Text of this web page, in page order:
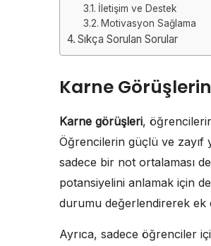
İletişim ve Destek
Motivasyon Sağlama
Sıkça Sorulan Sorular
Karne
Karne görüşleri,
Öğrencilerin güçlü ve
sadece bir not ortalaması
potansiyelini anlamak için
durumu değerlendirerek ek
Ayrıca, sadece öğrenciler